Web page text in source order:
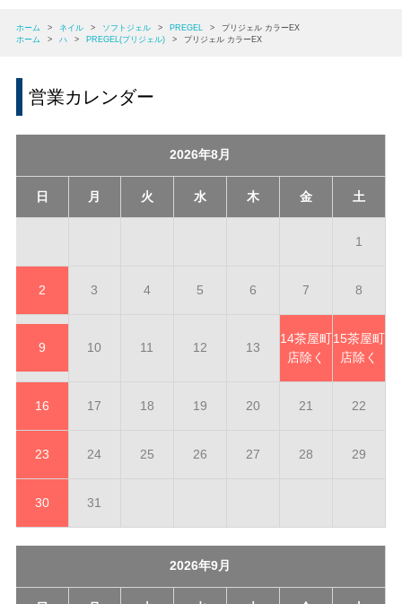
ホーム > ネイル > ソフトジェル > PREGEL >
プリジェル カラーEX
ホーム
> ハ > PREGEL(プリジェル) > プリジェル カラーEX
営業カレンダー
2026年8月
日 月 火 水 木 金 土
1
2 3 4 5 6 7 8
9 10 11 12 13
14茶屋町
店除く
15茶屋町
店除く
16 17 18 19 20 21 22
23 24 25 26 27 28 29
30 31
2026年9月